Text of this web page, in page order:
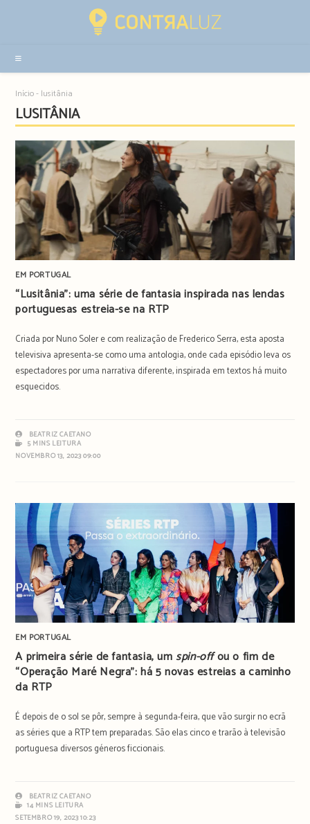
sidebar
Início- lusitânia
LUSITÂNIA
EM PORTUGAL
“Lusitânia”: uma série de fantasia inspirada nas lendas
portuguesas estreia-se na RTP
Criada por Nuno Soler e com realização de Frederico Serra, esta aposta
televisiva apresenta-se como uma antologia, onde cada episódio leva os
espectadores por uma narrativa diferente, inspirada em textos há muito
esquecidos.
BEATRIZ CAETANO
5 MINS LEITURA
NOVEMBRO 13, 2023 09:00
EM PORTUGAL
A primeira série de fantasia, umspin-offou o fim de
“Operação Maré Negra”: há 5 novas estreias a caminho
da RTP
É depois de o sol se pôr, sempre à segunda-feira, que vão surgir no ecrã
as séries que a RTP tem preparadas. São elas cinco e trarão à televisão
portuguesa diversos géneros ficcionais.
BEATRIZ CAETANO
14 MINS LEITURA
SETEMBRO 19, 2023 10:23